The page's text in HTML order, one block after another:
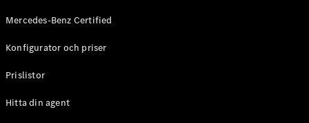
A-Klass
Mercedes-Benz Certified
Konfigurator och priser
Prislistor
Hitta din agent